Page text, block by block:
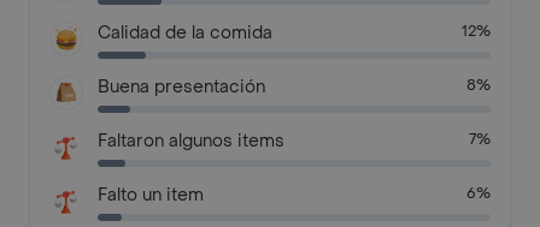
Calidad de la comida 12%
Buena presentación 8%
Faltaron algunos items 7%
Falto un item 6%